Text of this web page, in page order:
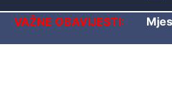
VAŽNE OBAVIJESTI: